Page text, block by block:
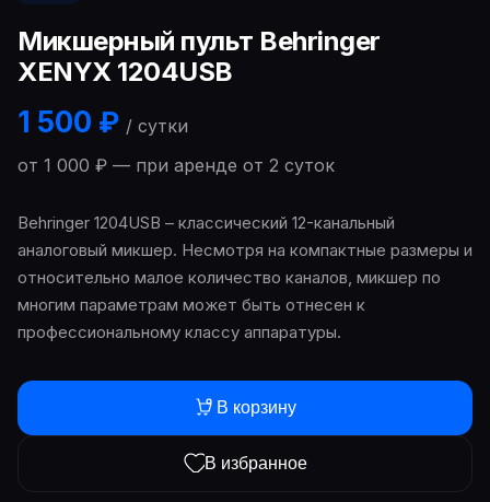
Микшерный пульт Behringer
XENYX 1204USB
1 500 ₽ / сутки
от 1 000 ₽ — при аренде от 2 суток
Behringer 1204USB – классический 12-канальный
аналоговый микшер. Несмотря на компактные размеры и
относительно малое количество каналов, микшер по
многим параметрам может быть отнесен к
профессиональному классу аппаратуры.
В корзину
В избранное